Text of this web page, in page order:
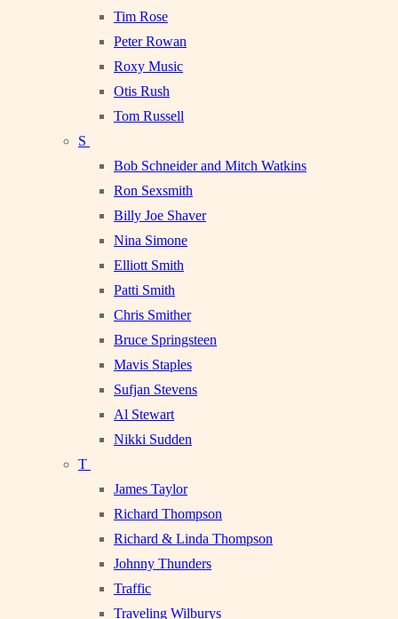
Tim Rose
Peter Rowan
Roxy Music
Otis Rush
Tom Russell
S
Bob Schneider and Mitch Watkins
Ron Sexsmith
Billy Joe Shaver
Nina Simone
Elliott Smith
Patti Smith
Chris Smither
Bruce Springsteen
Mavis Staples
Sufjan Stevens
Al Stewart
Nikki Sudden
T
James Taylor
Richard Thompson
Richard & Linda Thompson
Johnny Thunders
Traffic
Traveling Wilburys